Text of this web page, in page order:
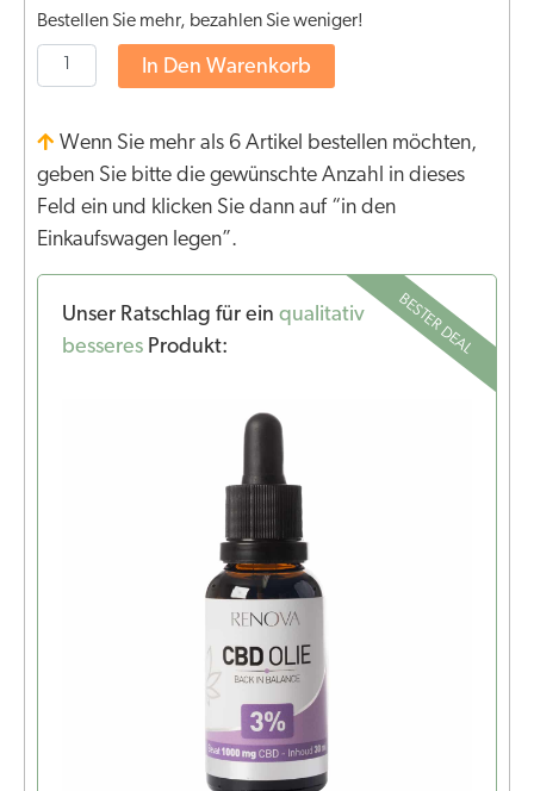
Bestellen Sie mehr, bezahlen Sie weniger!
In Den Warenkorb
Wenn Sie mehr als 6 Artikel bestellen möchten,
geben Sie bitte die gewünschte Anzahl in dieses
Feld ein und klicken Sie dann auf “in den
Einkaufswagen legen”.
BESTER DEAL
Unser Ratschlag für ein qualitativ
besseres Produkt: